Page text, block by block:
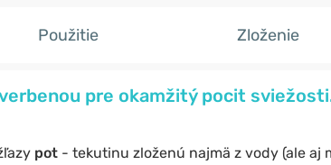
Použitie Zloženie
pre okamžitý pocit
pot- tekutinu zloženú najmä z vody (ale aj